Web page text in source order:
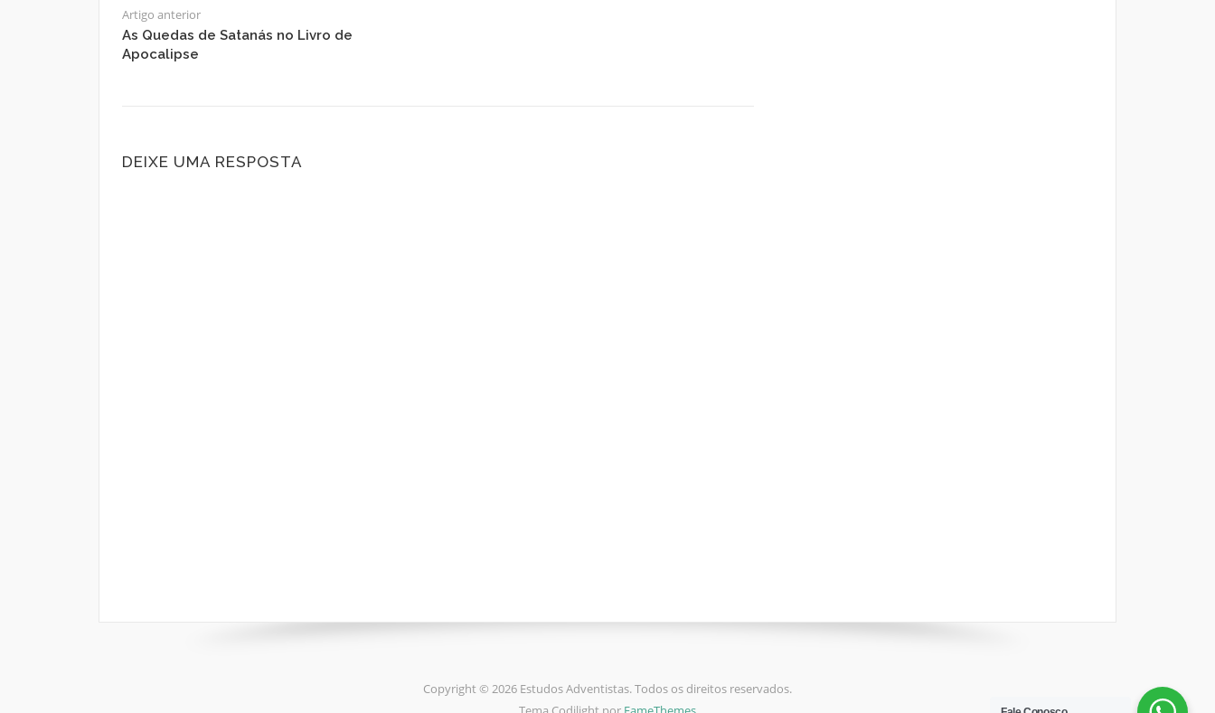
Artigo anterior
As Quedas de Satanás no Livro de
Apocalipse
DEIXE UMA RESPOSTA
Copyright © 2026 Estudos Adventistas. Todos os direitos reservados.